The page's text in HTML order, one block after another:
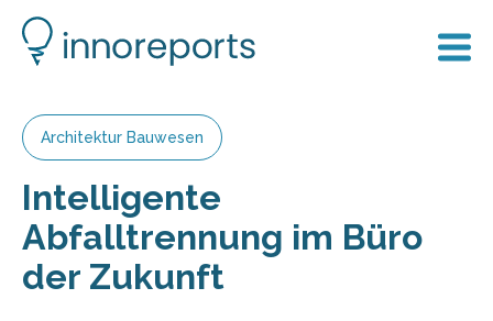
Architektur Bauwesen
Intelligente
Abfalltrennung im Büro
der Zukunft